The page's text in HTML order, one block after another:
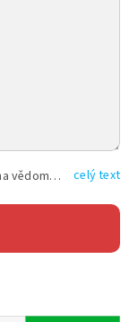
Vyplněním shora uvedených údajů beru na vědomí, že společnost TEXT FACTORY s.r.o., sídlem Brno, Durďákova 336/29, Černá Pole, PSČ: 613 00, IČ: 06157831, zapsané u Krajského soudu v Brně, oddíl C, vložka 100399, bude zpracovávat mé osobní údaje uvedené v rámci mnou vyplněného registračního formuláře na základě oprávněných zájmů TEXT FACTORY s.r.o. dle čl. 6 odst. 1 písm. f) GDPR a pro splnění právních povinností (čl. 6 odst. 1 písm. c) GDPR), a to pro tyto účely: nezbytnost zajistit oprávnění návštěvníka webových stránek provozovaných společností TEXT FACTORY s.r.o. přispívat aktivně ke zveřejněným článkům nebo v rámci diskusních fór a výkon práv TEXT FACTORY s.r.o. jako administrátora těchto diskusních fór. Více informací o zpracování osobních údajů a právech lze nalézt v celý text